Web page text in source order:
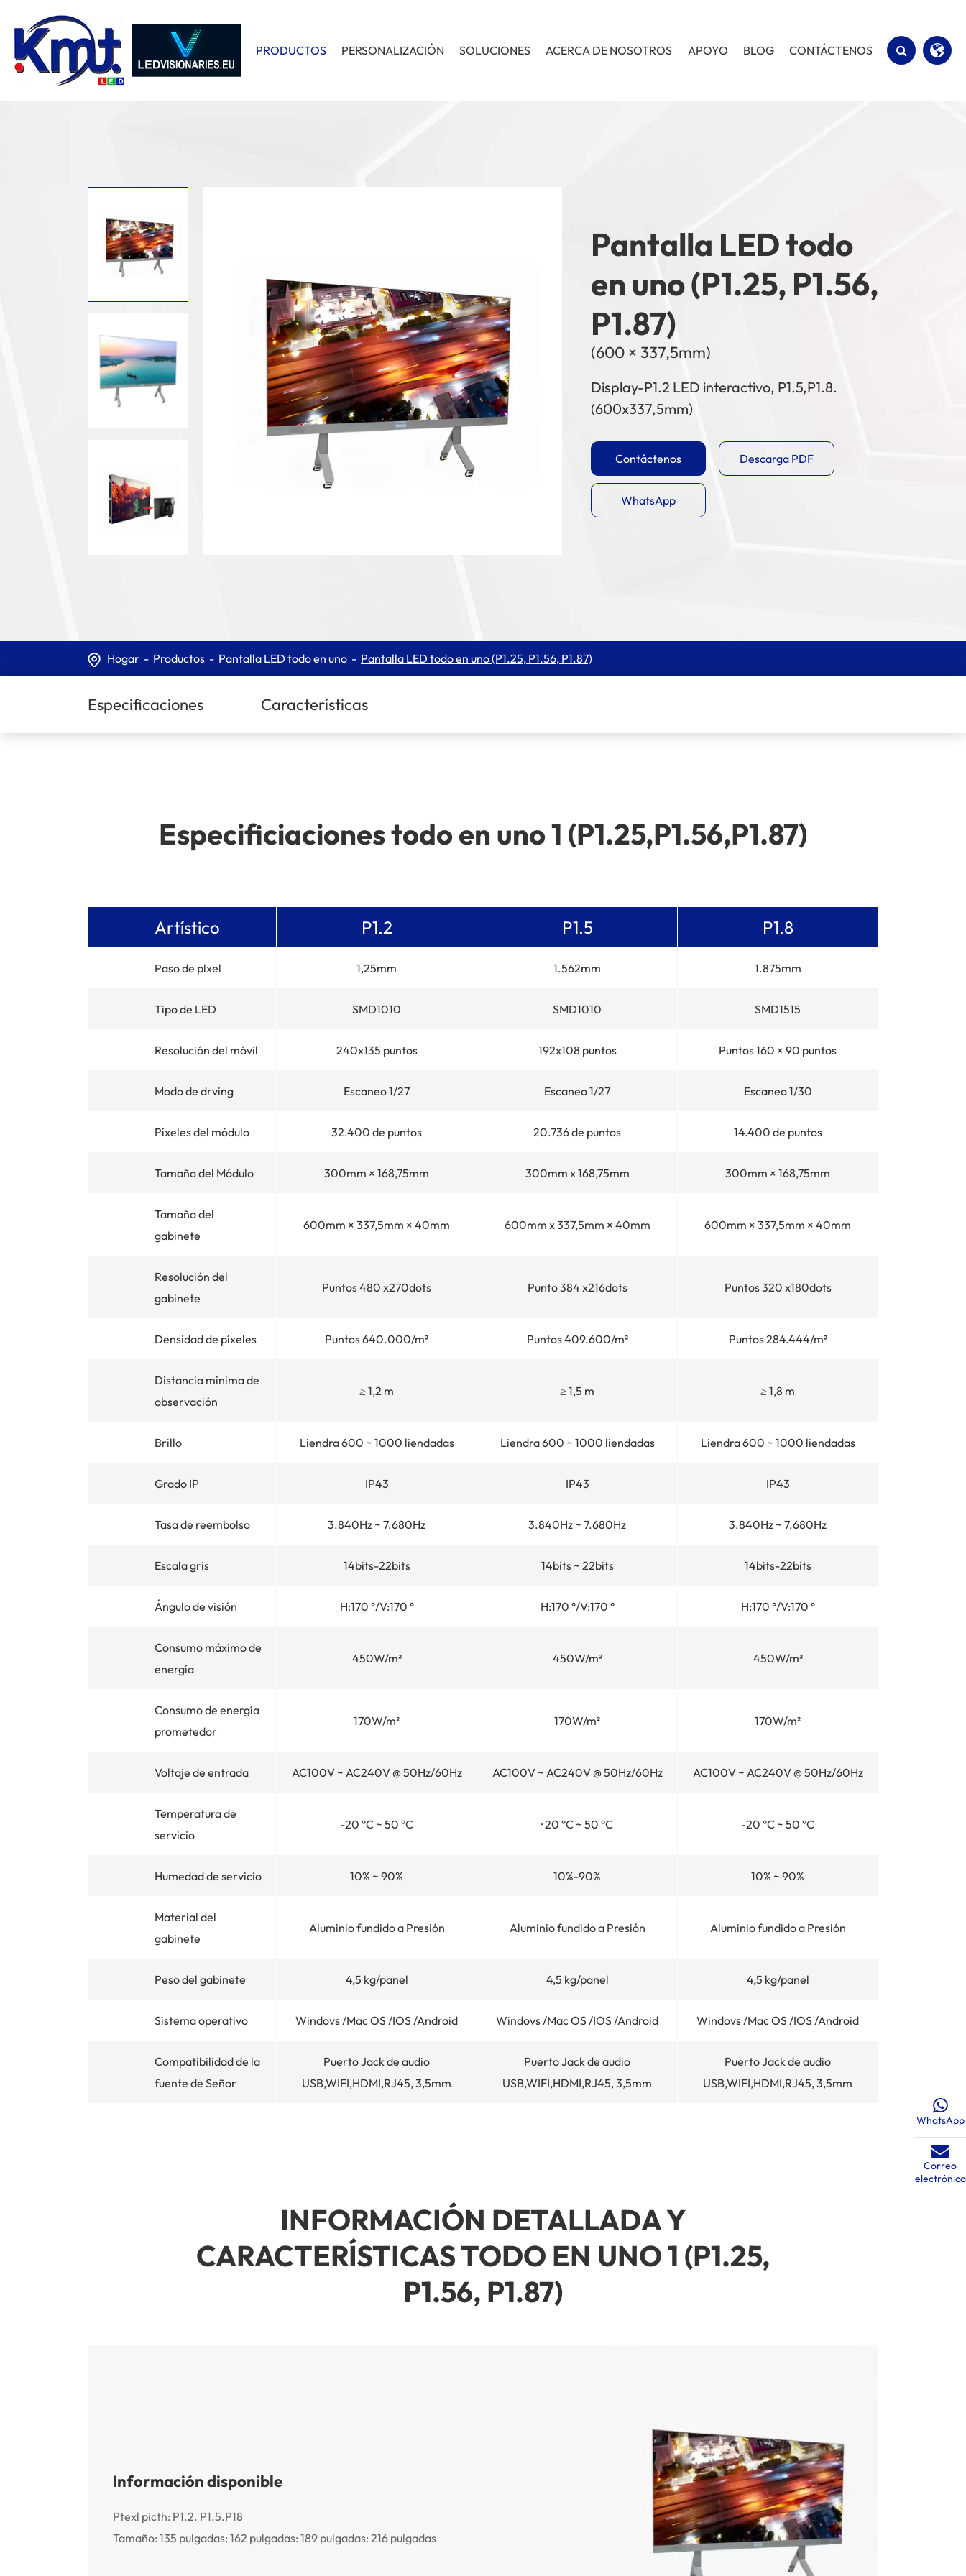
PRODUCTOS PERSONALIZACIÓN SOLUCIONES ACERCA DE NOSOTROS APOYO BLOG CONTÁCTENOS
Pantalla LED todo
en uno (P1.25, P1.56,
P1.87)
(600 × 337,5mm)
Display-P1.2 LED interactivo, P1.5,P1.8.
(600x337,5mm)
Contáctenos Descarga PDF
WhatsApp
Hogar Productos Pantalla LED todo en uno Pantalla LED todo en uno (P1.25, P1.56, P1.87)
Especificaciones Características
Especificiaciones todo en uno 1 (P1.25,P1.56,P1.87)
Artístico P1.2 P1.5 P1.8
Paso de plxel 1,25mm 1.562mm 1.875mm
Tipo de LED SMD1010 SMD1010 SMD1515
Resolución del móvil 240x135 puntos 192x108 puntos Puntos 160 × 90 puntos
Modo de drving Escaneo 1/27 Escaneo 1/27 Escaneo 1/30
Píxeles del módulo 32.400 de puntos 20.736 de puntos 14.400 de puntos
Tamaño del Módulo 300mm × 168,75mm 300mm x 168,75mm 300mm × 168,75mm
Tamaño del
gabinete
600mm × 337,5mm × 40mm 600mm x 337,5mm × 40mm 600mm × 337,5mm × 40mm
Resolución del
gabinete
Puntos 480 x270dots Punto 384 x216dots Puntos 320 x180dots
Densidad de píxeles Puntos 640.000/m² Puntos 409.600/m² Puntos 284.444/m²
Distancia mínima de
observación
≥ 1,2 m ≥ 1,5 m ≥ 1,8 m
Brillo Liendra 600 ~ 1000 liendadas Liendra 600 ~ 1000 liendadas Liendra 600 ~ 1000 liendadas
Grado IP IP43 IP43 IP43
Tasa de reembolso 3.840Hz ~ 7.680Hz 3.840Hz ~ 7.680Hz 3.840Hz ~ 7.680Hz
Escala gris 14bits-22bits 14bits ~ 22bits 14bits-22bits
Ángulo de visión H:170 °/V:170 ° H:170 °/V:170 ° H:170 °/V:170 °
Consumo máximo de
energía
450W/m² 450W/m² 450W/m²
Consumo de energía
prometedor
170W/m² 170W/m² 170W/m²
Voltaje de entrada AC100V ~ AC240V @ 50Hz/60Hz AC100V ~ AC240V @ 50Hz/60Hz AC100V ~ AC240V @ 50Hz/60Hz
Temperatura de
servicio
-20 °C ~ 50 °C · 20 °C ~ 50 °C -20 °C ~ 50 °C
Humedad de servicio 10% ~ 90% 10%-90% 10% ~ 90%
Material del
gabinete
Aluminio fundido a Presión Aluminio fundido a Presión Aluminio fundido a Presión
Peso del gabinete 4,5 kg/panel 4,5 kg/panel 4,5 kg/panel
Sistema operativo Windovs /Mac OS /IOS /Android Windovs /Mac OS /IOS /Android Windovs /Mac OS /IOS /Android
Compatibilidad de la
fuente de Señor
Puerto Jack de audio
USB,WIFI,HDMI,RJ45, 3,5mm
Puerto Jack de audio
USB,WIFI,HDMI,RJ45, 3,5mm
Puerto Jack de audio
USB,WIFI,HDMI,RJ45, 3,5mm
INFORMACIÓN DETALLADA Y
CARACTERÍSTICAS TODO EN UNO 1 (P1.25,
P1.56, P1.87)
Información disponible
Ptexl picth: P1.2. P1.5.P18
Tamaño: 135 pulgadas: 162 pulgadas: 189 pulgadas: 216 pulgadas
WhatsApp
Correo
electrónico